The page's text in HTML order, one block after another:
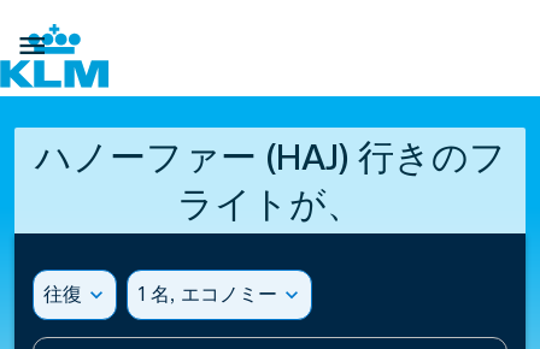

ハノーファー (HAJ) 行きのフ
ライトが、
往復 expand_more 1 名, エコノミー expand_more